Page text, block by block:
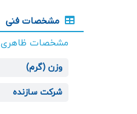
مشخصات فنی
مشخصات ظاهری
وزن (گرم)
شرکت سازنده